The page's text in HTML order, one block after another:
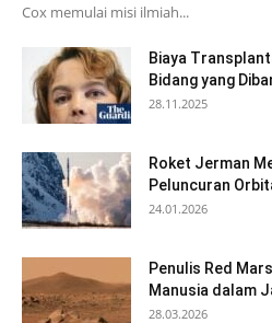
Cox memulai misi ilmiah...
Biaya
Bidang yang
28.11.2025
Roket Jerman
Peluncuran
24.01.2026
Penulis Red
Manusia dalam
28.03.2026